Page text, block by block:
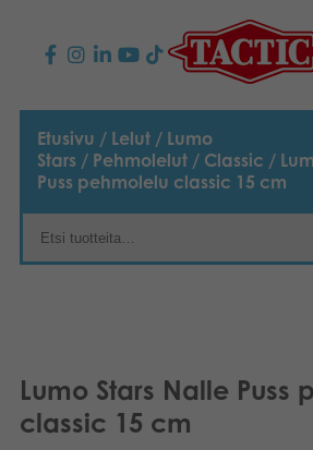
KAUPPA
Lasten pelit
Perhepelit
Palapelit
AJANKOHTAISTA
TACTIC
TarinaReklamaatiot
Sivustot
OSTOSKORI
0
Etusivu / Lelut / Lumo
Stars / Pehmolelut / Classic /
Puss pehmolelu classic 15 cm
Lumo Stars Nalle Puss
classic 15 cm